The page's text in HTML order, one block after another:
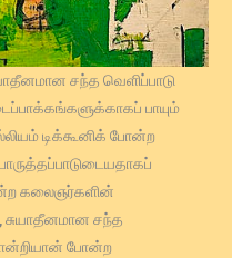
சந்த வெளிப்பாடு
பாயும்
டிக்கூனிக் போன்ற
கலைஞர்களின்
சுயாதீனமான சந்த
போன்ற